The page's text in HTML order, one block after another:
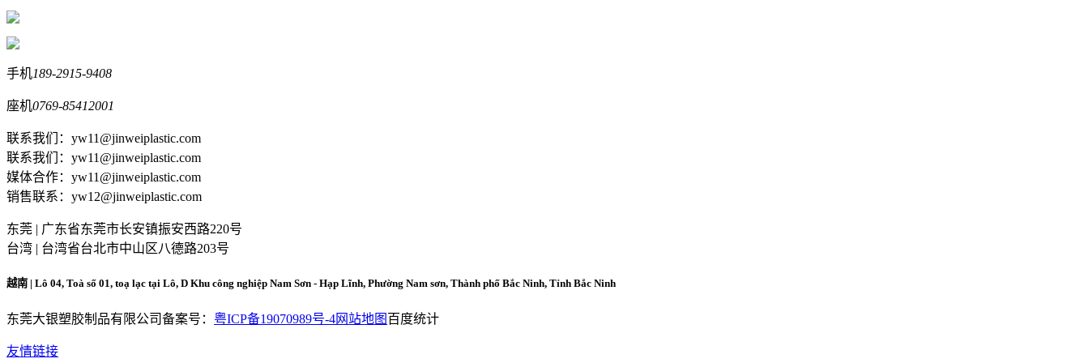
手机189-2915-9408
座机0769-85412001
联系我们：yw11@jinweiplastic.com
联系我们：yw11@jinweiplastic.com
媒体合作：yw11@jinweiplastic.com
销售联系：yw12@jinweiplastic.com
东莞 | 广东省东莞市长安镇振安西路220号
台湾 | 台湾省台北市中山区八德路203号
越南 | Lô 04, Toà số 01, toạ lạc tại Lô, D Khu công nghiệp Nam Sơn - Hạp Lĩnh, Phường Nam sơn, Thành phố Bắc Ninh, Tỉnh Bắc Ninh
东莞大银塑胶制品有限公司备案号： 粤ICP备19070989号-4网站地图 百度统计
友情链接